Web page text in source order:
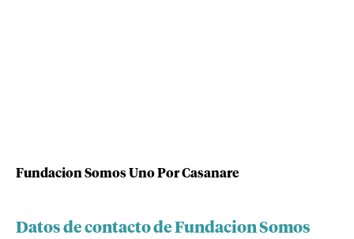
Fundacion Somos Uno Por Casanare
Datos de contacto de Fundacion Somos